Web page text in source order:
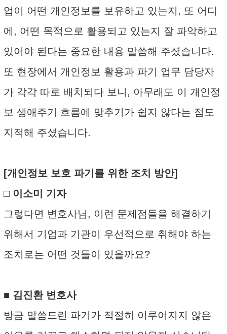
업이 어떤 개인정보를 보유하고 있는지, 또 어디
에, 어떤 목적으로 활용되고 있는지 잘 파악하고
있어야 된다는 중요한 내용 말씀해 주셨습니다.
또 현장에서 개인정보 활용과 파기 업무 담당자
가 각각 따로 배치되다 보니, 아무래도 이 개인정
보 생애주기 흐름에 맞추기가 쉽지 않다는 점도
지적해 주셨습니다.
[개인정보 보호 파기를 위한 조치 방안]
□ 이소미 기자
그렇다면 변호사님, 이런 문제점들을 해결하기
위해서 기업과 기관이 우선적으로 취해야 하는
조치로는 어떤 것들이 있을까요?
■ 김진환 변호사
방금 말씀드린 파기가 적절히 이루어지지 않은